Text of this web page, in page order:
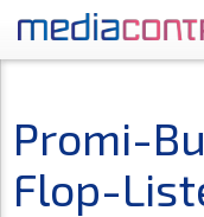
Promi-
Flop-